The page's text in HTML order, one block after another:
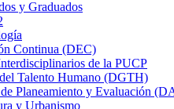
y Graduados
Continua (DEC)
de la PUCP
Talento Humano (DGTH)
Planeamiento y Evaluación
y Urbanismo